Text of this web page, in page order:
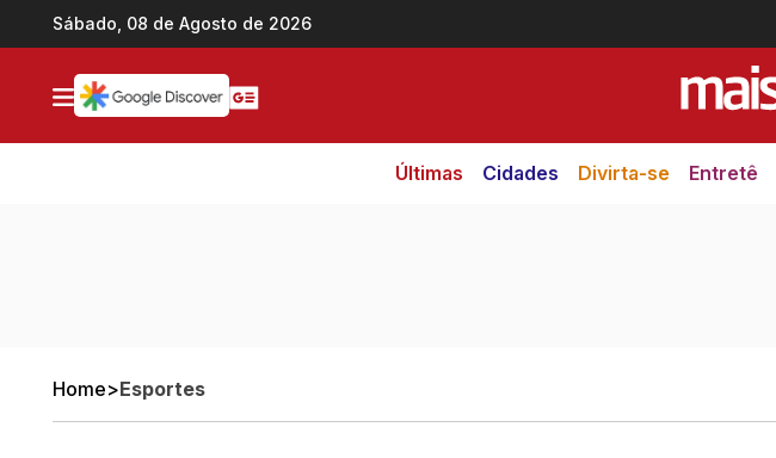
Ir direto pro conteúdo
Sábado, 08 de Agosto de 2026
Últimas Cidades Divirta-se Entretê
Home>Esportes